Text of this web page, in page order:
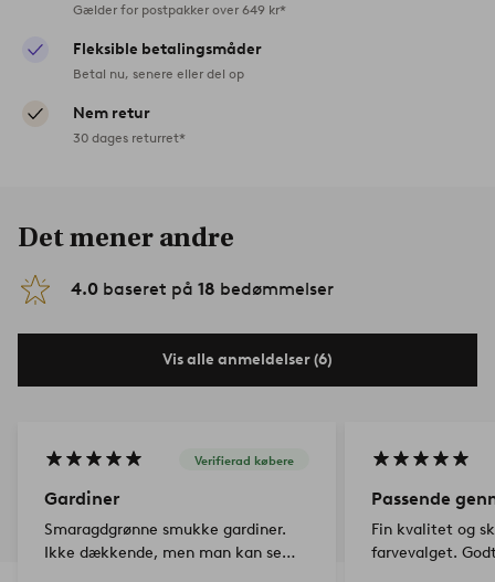
Gælder for postpakker over 649 kr*
Fleksible betalingsmåder
Betal nu, senere eller del op
Nem retur
30 dages returret*
Det mener andre
4.0 baseret på 18 bedømmelser
Vis alle anmeldelser (6)
Verifierad købere
Gardiner
Smaragdgrønne smukke gardiner.
Ikke dækkende, men man kan se
Passende
Fin kvalitet og
farvevalget.